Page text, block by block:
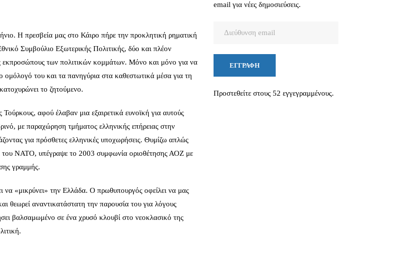
Η πρεσβεία μας στο Κάιρο πήρε την προκλητική ρηματική
Συμβούλιο Εξωτερικής Πολιτικής, δύο και πλέον
εκπροσώπους των πολιτικών κομμάτων. Μόνο και μόνο για να
του και τα πανηγύρια στα καθεστωτικά μέσα για τη
το ζητούμενο.
αφού έλαβαν μια εξαιρετικά ευνοϊκή για αυτούς
με παραχώρηση τμήματος ελληνικής επήρειας στην
για πρόσθετες ελληνικές υποχωρήσεις. Θυμίζω απλώς
του ΝΑΤΟ, υπέγραψε το 2003 συμφωνία οριοθέτησης ΑΟΖ με
γραμμής.
να «μικρύνει» την Ελλάδα. Ο πρωθυπουργός οφείλει να μας
θεωρεί αναντικατάστατη την παρουσία του για λόγους
βαλσαμωμένο σε ένα χρυσό κλουβί στο νεοκλασικό της
email για νέες δημοσιεύσεις.
ΕΓΓΡΑΦΉ
Προστεθείτε στους 52 εγγεγραμμένους.